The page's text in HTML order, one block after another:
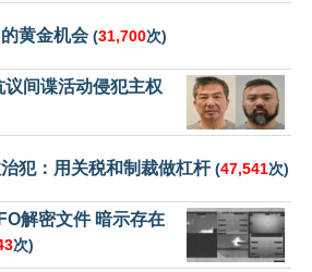
黄金机会 (31,700次)
间谍活动侵犯主权
犯：用关税和制裁做杠杆(47,541次)
解密文件 暗示存在
次)